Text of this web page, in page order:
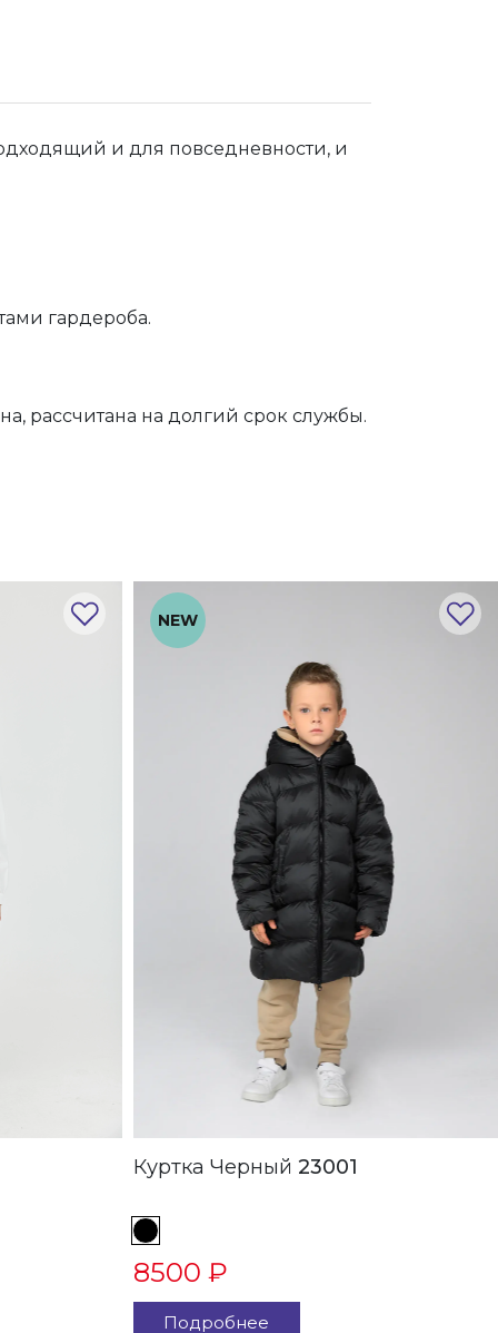
и для повседневности, и
гардероба.
рассчитана на долгий срок службы.
NEW
Куртка Черный 23001
8500 ₽
Подробнее